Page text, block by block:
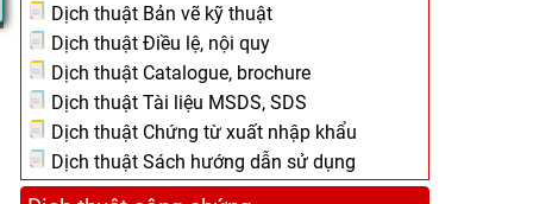
Dịch thuật Bản vẽ kỹ thuật
Dịch thuật Điều lệ, nội quy
Dịch thuật Catalogue, brochure
Dịch thuật Tài liệu MSDS, SDS
Dịch thuật Chứng từ xuất nhập khẩu
Dịch thuật Sách hướng dẫn sử dụng